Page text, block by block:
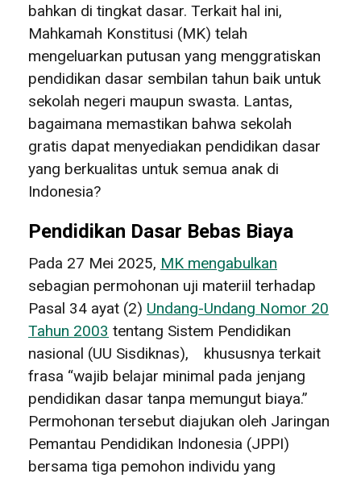
bahkan di tingkat dasar. Terkait hal ini,
Mahkamah Konstitusi (MK) telah
mengeluarkan putusan yang menggratiskan
pendidikan dasar sembilan tahun baik untuk
sekolah negeri maupun swasta. Lantas,
bagaimana memastikan bahwa sekolah
gratis dapat menyediakan pendidikan dasar
yang berkualitas untuk semua anak di
Indonesia?
Pendidikan Dasar Bebas Biaya
Pada 27 Mei 2025, MK mengabulkan
sebagian permohonan uji materiil terhadap
Pasal 34 ayat (2) Undang-Undang Nomor 20
Tahun 2003 tentang Sistem Pendidikan
nasional (UU Sisdiknas), khususnya terkait
frasa “wajib belajar minimal pada jenjang
pendidikan dasar tanpa memungut biaya.”
Permohonan tersebut diajukan oleh Jaringan
Pemantau Pendidikan Indonesia (JPPI)
bersama tiga pemohon individu yang